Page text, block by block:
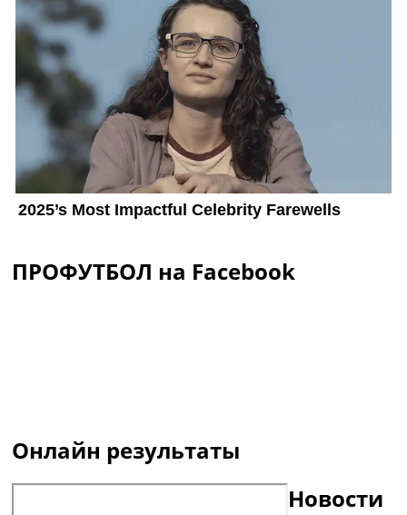
ПРОФУТБОЛ на Facebook
Онлайн результаты
Новости